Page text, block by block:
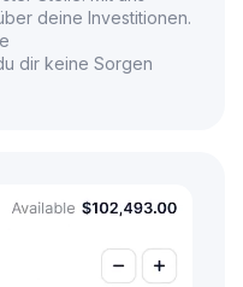
deine Investitionen.
dir keine Sorgen